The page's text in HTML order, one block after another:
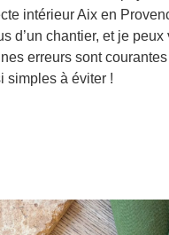
intérieur Aix en
d’un chantier, et je peux
erreurs sont
simples à éviter !